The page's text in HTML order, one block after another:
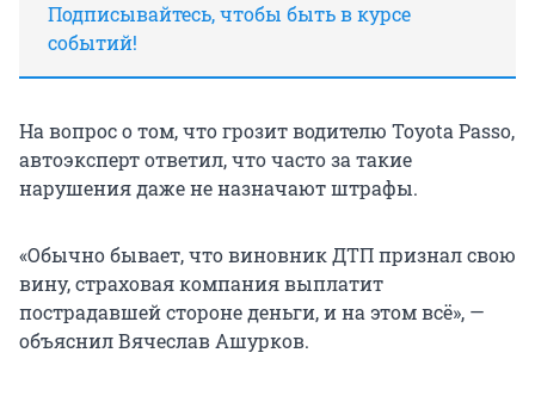
Подписывайтесь, чтобы быть в курсе
событий!
На вопрос о том, что грозит водителю Toyota Passo,
автоэксперт ответил, что часто за такие
нарушения даже не назначают штрафы.
«Обычно бывает, что виновник ДТП признал свою
вину, страховая компания выплатит
пострадавшей стороне деньги, и на этом всё», —
объяснил Вячеслав Ашурков.